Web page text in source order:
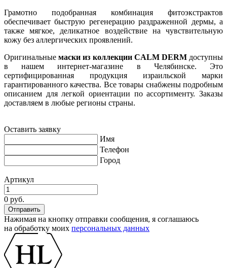
Грамотно подобранная комбинация фитоэкстрактов
обеспечивает быструю регенерацию раздраженной дермы, а
также мягкое, деликатное воздействие на чувствительную
кожу без аллергических проявлений.
Оригинальныемаски из коллекции CALM DERMдоступны
в нашем интернет-магазине в Челябинске. Это
сертифицированная продукция израильской марки
гарантированного качества. Все товары снабжены подробным
описанием для легкой ориентации по ассортименту. Заказы
доставляем в любые регионы страны.
Оставить заявку
Имя
Телефон
Город
Артикул
0 руб.
Нажимая на кнопку отправки сообщения, я соглашаюсь
на обработку моих персональных данных